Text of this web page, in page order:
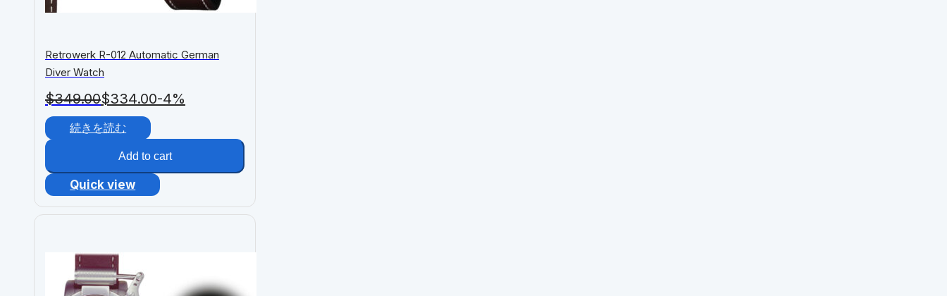
$349.00$334.00-4%
Retrowerk R-012 Automatic German
Diver Watch
続きを読む
Add to cart
Quick view